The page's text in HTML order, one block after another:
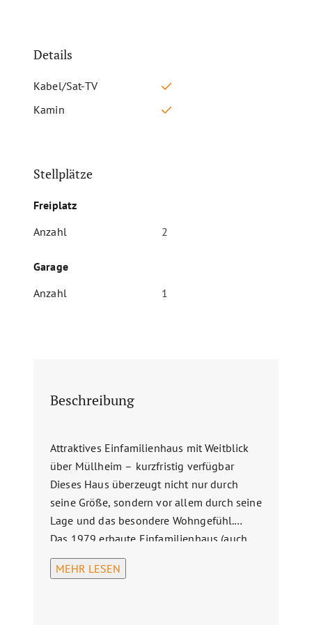
Details
Kabel/Sat-TV
Kamin
Stellplätze
Freiplatz
Anzahl
2
Garage
Anzahl
1
Beschreibung
Attraktives Einfamilienhaus mit Weitblick
über Müllheim – kurzfristig verfügbar
Dieses Haus überzeugt nicht nur durch
seine Größe, sondern vor allem durch seine
Lage und das besondere Wohngefühl.
Das 1979 erbaute Einfamilienhaus (auch
als Zweifamilienhaus nutzbar) bietet auf
rund 199 m² Wohnfläche, verteilt auf zwei
MEHR LESEN